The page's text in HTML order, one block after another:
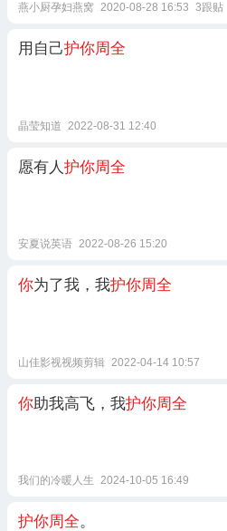
燕小厨孕妇燕窝 2020-08-28 16:53 3跟贴
用自己护你周全
晶莹知道 2022-08-31 12:40
愿有人 护你周全
安夏说英语 2022-08-26 15:20
你为了我，我护你周全
山佳影视视频剪辑 2022-04-14 10:57
你助我高飞，我护你周全
我们的冷暖人生 2024-10-05 16:49
护你周全。